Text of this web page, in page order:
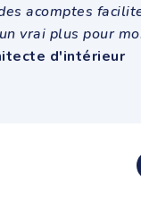
acomptes
vrai plus pour
d'intérieur